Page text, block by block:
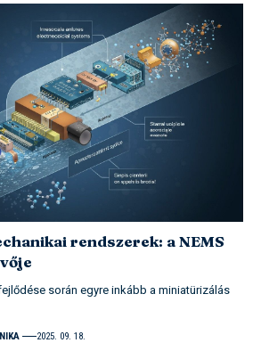
rendszerek: a NEMS
során egyre inkább a miniatürizálás
2025. 09. 18.